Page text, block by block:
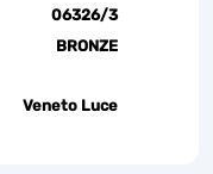
06326/3
BRONZE
Veneto Luce